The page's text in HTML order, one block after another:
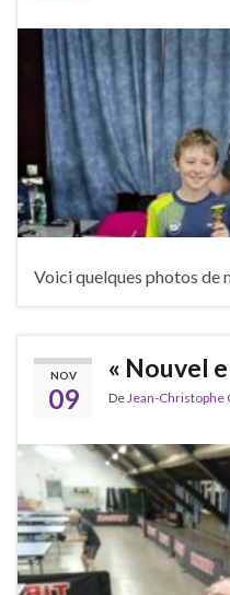
Voici quelques photos de
NOV
09
« Nouvel
DeJean-Christophe